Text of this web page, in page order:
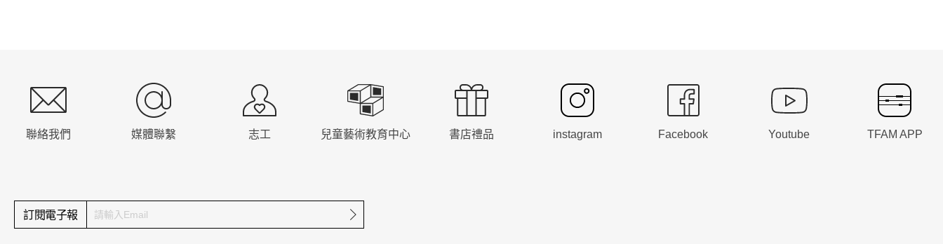
聯絡我們 媒體聯繫 志工 兒童藝術教育中心 書店禮品 instagram Facebook Youtube TFAM APP
訂閱電子報 確定送出